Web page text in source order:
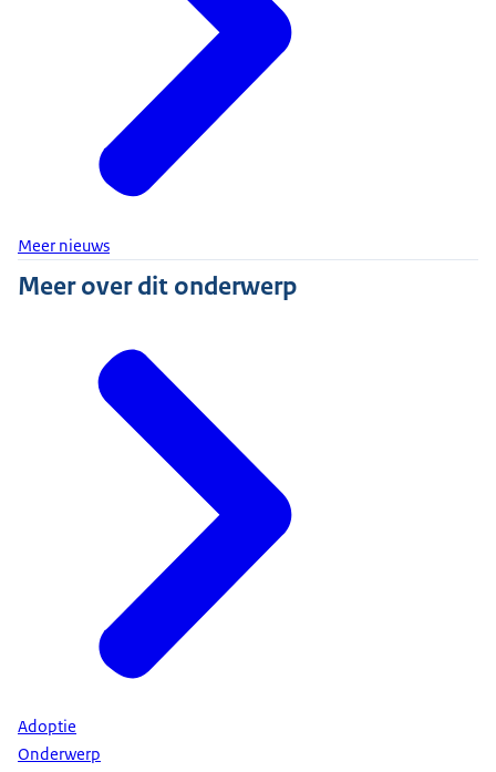
Meer nieuws
Meer over dit onderwerp
Adoptie
Onderwerp